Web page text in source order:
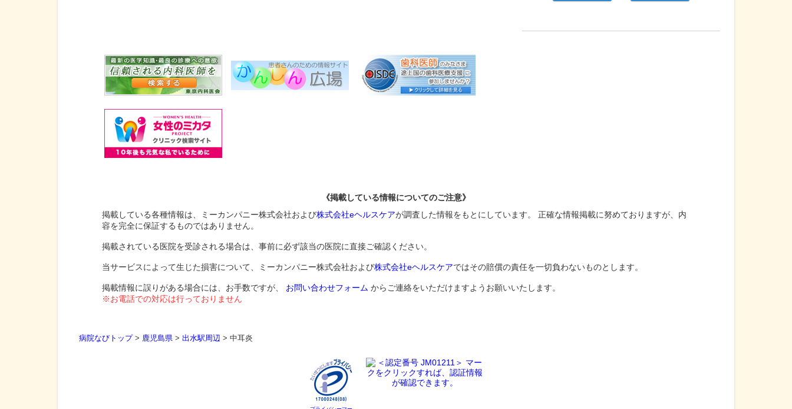
《掲載している情報についてのご注意》
掲載している各種情報は、ミーカンパニー株式会社および株式会社eヘルスケアが調査した情報をもとにしています。 正確な情報掲載に努めておりますが、内
容を完全に保証するものではありません。
掲載されている医院を受診される場合は、事前に必ず該当の医院に直接ご確認ください。
当サービスによって生じた損害について、ミーカンパニー株式会社および株式会社eヘルスケアではその賠償の責任を一切負わないものとします。
掲載情報に誤りがある場合には、お手数ですが、 お問い合わせフォーム からご連絡をいただけますようお願いいたします。
※お電話での対応は行っておりません
病院なびトップ> 鹿児島県 > 出水駅周辺 > 中耳炎